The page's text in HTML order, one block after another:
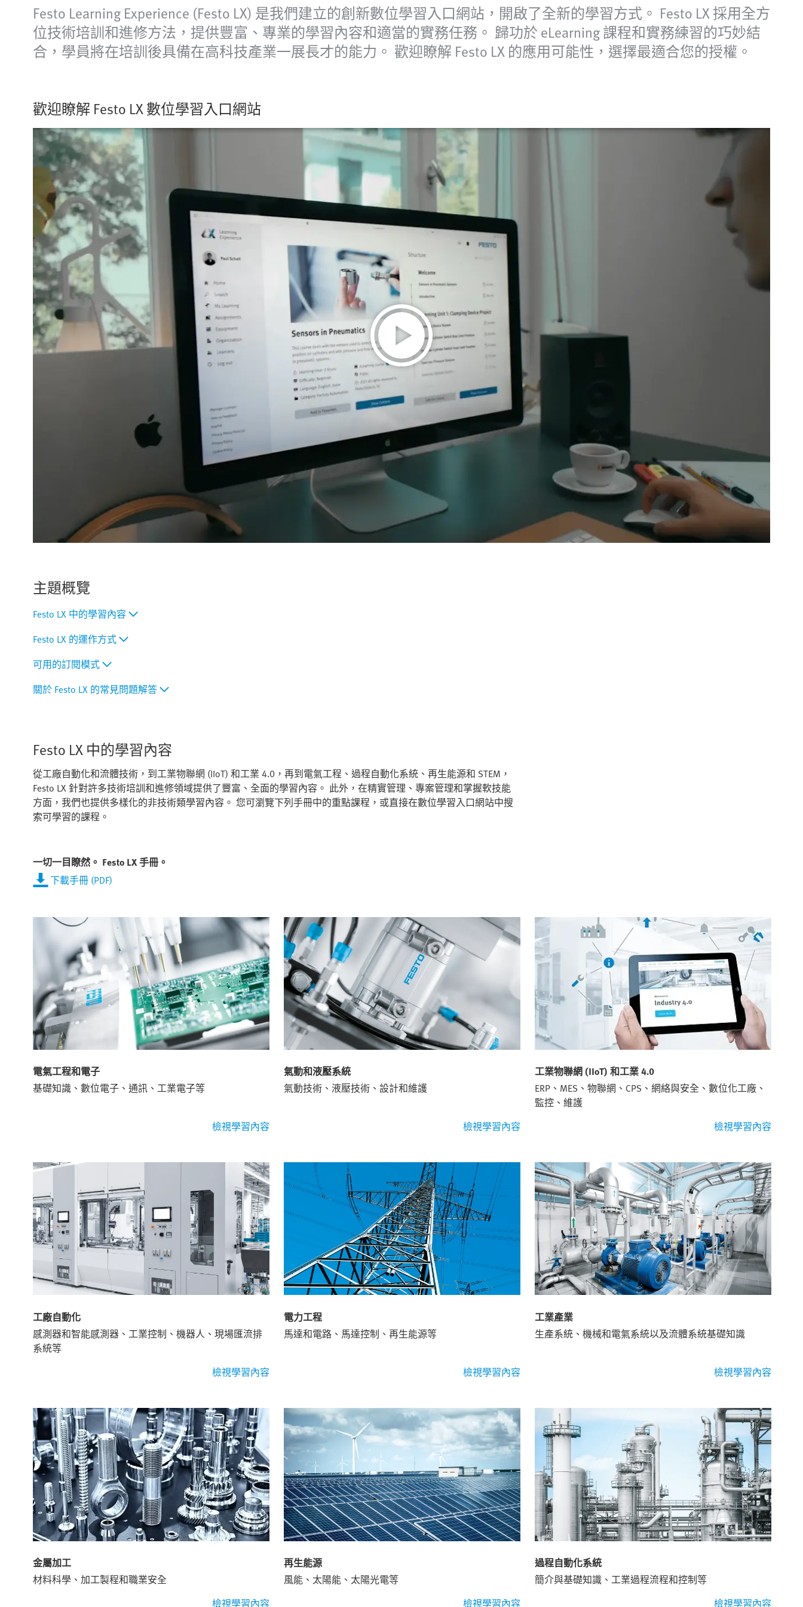
Festo Learning Experience (Festo LX) 是我們建立的創新數位學習入口網站，開啟了全新的學習方式。 Festo LX 採用全方
位技術培訓和進修方法，提供豐富、專業的學習內容和適當的實務任務。 歸功於 eLearning 課程和實務練習的巧妙結
合，學員將在培訓後具備在高科技產業一展長才的能力。 歡迎瞭解 Festo LX 的應用可能性，選擇最適合您的授權。
歡迎瞭解 Festo LX 數位學習入口網站
主題概覽
Festo LX 中的學習內容
Festo LX 的運作方式
可用的訂閱模式
關於 Festo LX 的常見問題解答
Festo LX 中的學習內容
從工廠自動化和流體技術，到工業物聯網 (IIoT) 和工業 4.0，再到電氣工程、過程自動化系統、再生能源和 STEM，
Festo LX 針對許多技術培訓和進修領域提供了豐富、全面的學習內容。 此外，在精實管理、專案管理和掌握軟技能
方面，我們也提供多樣化的非技術類學習內容。 您可瀏覽下列手冊中的重點課程，或直接在數位學習入口網站中搜
索可學習的課程。
一切一目瞭然。 Festo LX 手冊。
下載手冊 (PDF)
電氣工程和電子
基礎知識、數位電子、通訊、工業電子等
檢視學習內容
氣動和液壓系統
氣動技術、液壓技術、設計和維護
檢視學習內容
工業物聯網 (IIoT) 和工業 4.0
ERP、MES、物聯網、CPS、網絡與安全、數位化工廠、
監控、維護
檢視學習內容
工廠自動化
感測器和智能感測器、工業控制、機器人、現場匯流排
系統等
檢視學習內容
電力工程
馬達和電路、馬達控制、再生能源等
檢視學習內容
工業產業
生產系統、機械和電氣系統以及流體系統基礎知識
檢視學習內容
金屬加工
材料科學、加工製程和職業安全
檢視學習內容
再生能源
風能、太陽能、太陽光電等
檢視學習內容
過程自動化系統
簡介與基礎知識、工業過程流程和控制等
檢視學習內容